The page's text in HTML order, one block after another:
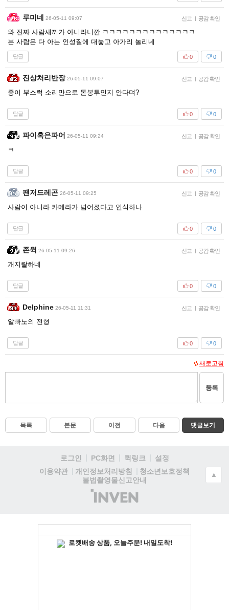
루미네 26-05-11 09:07 신고 | 공감 확인
와 진짜 사람새끼가 아니라니깐 ㅋㅋㅋㅋㅋㅋㅋㅋㅋㅋㅋㅋㅋㅋ
본 사람은 다 아는 인성질에 대놓고 아가리 놀리네
답글 0
0
진상처리반장 26-05-11 09:07 신고 | 공감 확인
종이 부스럭 소리만으로 돈봉투인지 안다며?
답글 0
0
파이혹은파어 26-05-11 09:24 신고 | 공감 확인
ㅋ
답글 0
0
팬저드레곤 26-05-11 09:25 신고 | 공감 확인
사람이 아니라 카메라가 넘어졌다고 인식하나
답글 0
0
존윅 26-05-11 09:26 신고 | 공감 확인
개지랄하네
답글 0
0
Delphine 26-05-11 11:31 신고 | 공감 확인
알빠노의 전형
답글 0
0
새로고침
등록
목록 본문 이전 다음 댓글보기
로그인 PC화면 퀵링크
설정
이용약관
개인정보처리방침
청소년보호정책
불법촬영물신고안내
(주)
인
▲